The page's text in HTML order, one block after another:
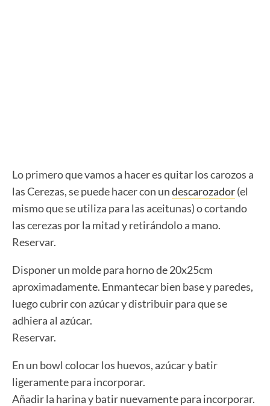
Lo primero que vamos a hacer es quitar los carozos a
las Cerezas, se puede hacer con undescarozador(el
mismo que se utiliza para las aceitunas) o cortando
las cerezas por la mitad y retirándolo a mano.
Reservar.
Disponer un molde para horno de 20x25cm
aproximadamente. Enmantecar bien base y paredes,
luego cubrir con azúcar y distribuir para que se
adhiera al azúcar.
Reservar.
En un bowl colocar los huevos, azúcar y batir
ligeramente para incorporar.
Añadir la harina y batir nuevamente para incorporar.